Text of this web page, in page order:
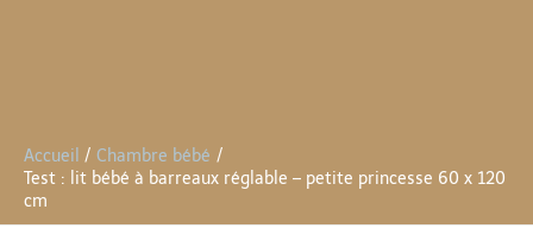
Accueil
Chambre bébé
Test : lit bébé à barreaux réglable – petite princesse 60 x 120
cm